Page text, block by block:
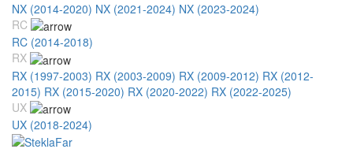
NX (2014-2020) NX (2021-2024) NX (2023-2024)
RC
RC (2014-2018)
RX
RX (1997-2003) RX (2003-2009) RX (2009-2012) RX (2012-
2015) RX (2015-2020) RX (2020-2022) RX (2022-2025)
UX
UX (2018-2024)